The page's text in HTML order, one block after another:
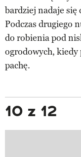
bardziej nadaje
Podczas drugiego
do robienia pod
ogrodowych, kiedy
pachę.
10 z 12